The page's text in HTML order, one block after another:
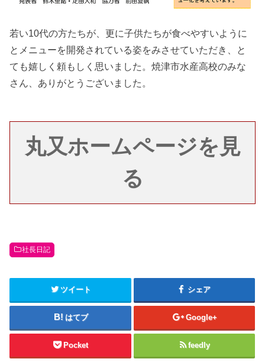
若い10代の方たちが、更に子供たちが食べやすいように
とメニューを開発されている姿をみさせていただき、と
ても嬉しく頼もしく思いました。焼津市水産高校のみな
さん、ありがとうございました。
丸又ホームページを見
る
社長日記
ツイート シェア
はてブ Google+
Pocket feedly